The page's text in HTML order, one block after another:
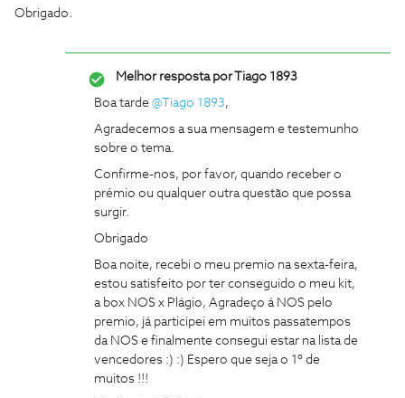
Obrigado.
Melhor resposta porTiago 1893
Boa tarde ​ @Tiago 1893,
Agradecemos a sua mensagem e testemunho
sobre o tema.
Confirme-nos, por favor, quando receber o
prémio ou qualquer outra questão que possa
surgir.
Obrigado
Boa noite, recebi o meu premio na sexta-feira,
estou satisfeito por ter conseguido o meu kit,
a box NOS x Plágio, Agradeço á NOS pelo
premio, já participei em muitos passatempos
da NOS e finalmente consegui estar na lista de
vencedores :) :) Espero que seja o 1º de
muitos !!!